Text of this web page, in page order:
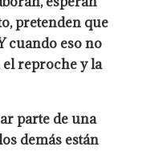
pretenden que
cuando eso no
reproche y la
parte de una
demás están